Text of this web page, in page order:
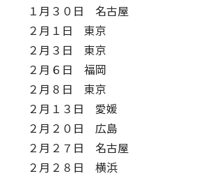
１月３０日 名古屋
２月１日 東京
２月３日 東京
２月６日 福岡
２月８日 東京
２月１３日 愛媛
２月２０日 広島
２月２７日 名古屋
２月２８日 横浜